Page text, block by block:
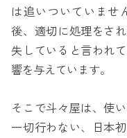
は追いついていませ
後、適切に処理をさ
失していると言われ
響を与えています。
そこで斗々屋は、使
一切行わない、日本